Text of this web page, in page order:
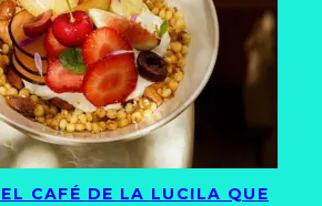
CAFÉ DE LA LUCILA QUE